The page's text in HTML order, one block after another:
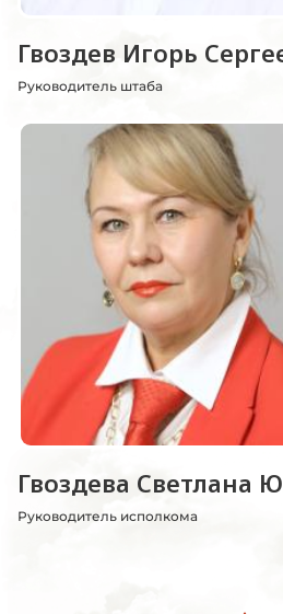
Гвоздев Игорь
Руководитель штаба
Гвоздева Светлана
Руководитель исполкома